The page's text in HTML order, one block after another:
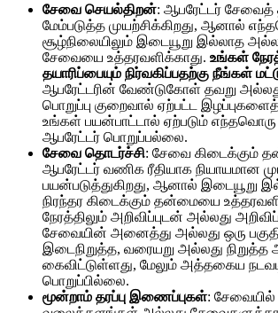
சேவை செயல்திறன்: ஆபரேட்டர்
மேம்படுத்த முயற்சிக்கிறது, ஆனால்
சூழ்நிலையிலும் இடையூறு இல்லாத
சேவையை உத்தரவளிக்காது. உங்கள்
தயாரிப்பையும் நிர்வகிப்பதற்கு நீங்கள்
ஆபரேட்டரின் வேண்டுகோள் தவறு
பொறுப்பு குறைவால் ஏற்பட்ட
உங்கள் பயன்பாட்டால் ஏற்படும் எந்தவொரு
ஆபரேட்டர் பொறுப்பல்லை.
சேவை தொடர்ச்சி: சேவை கிடைக்கும்
ஆபரேட்டர் வணிக ரீதியாக நியாயமான
பயன்படுத்துகிறது, ஆனால் இடையூறு
நிரந்தர கிடைக்கும் தன்மையை
நேரத்திலும் அறிவிப்புடன் அல்லது
சேவையின் அனைத்து அல்லது ஒரு
இடைநிறுத்த, வரையறு அல்லது நிறுத்த
கைவிட்டுள்ளது, மேலும் அத்தகைய
பொறுப்பில்லை.
மூன்றாம் தரப்பு இணைப்புகள்: சேவையில்